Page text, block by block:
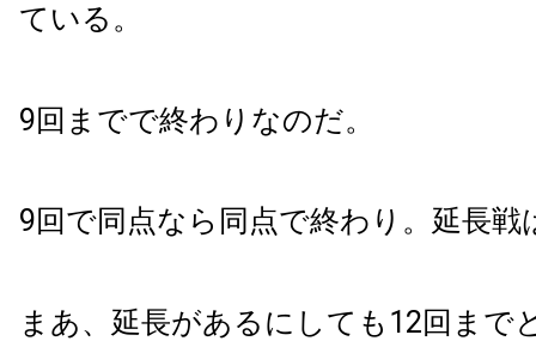
ている。
9回までで終わりなのだ。
9回で同点なら同点で終わり。延長戦
まあ、延長があるにしても12回まで